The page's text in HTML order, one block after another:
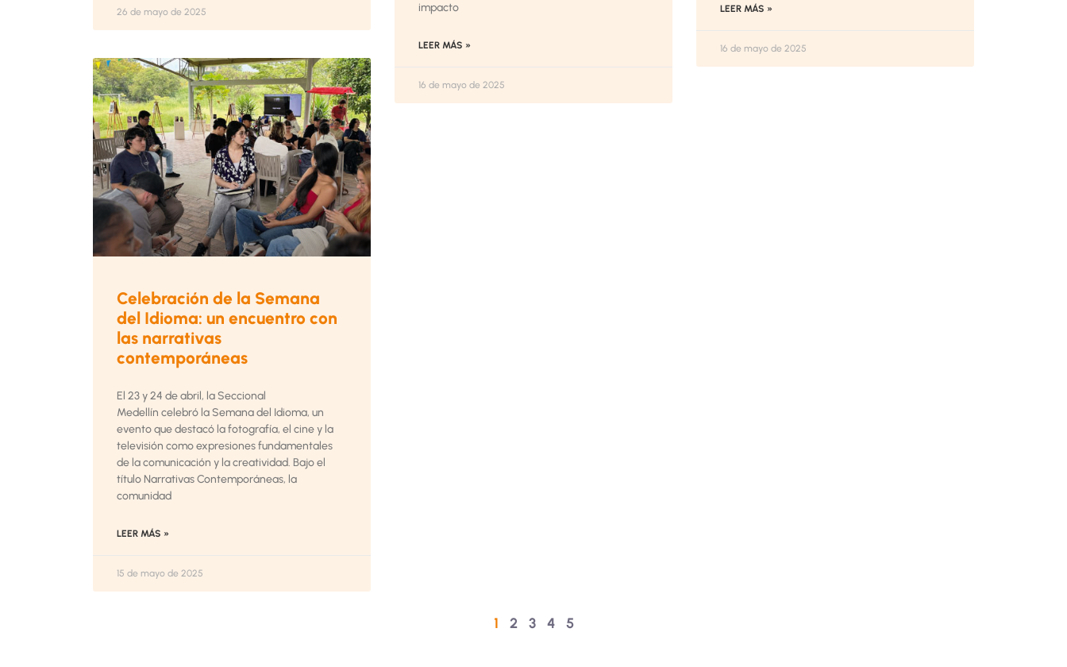
26 de mayo de 2025
impacto
LEER MÁS »
16 de mayo de 2025
LEER MÁS »
16 de mayo de 2025
Celebración de la Semana
del Idioma: un encuentro con
las narrativas
contemporáneas
El 23 y 24 de abril, la Seccional
Medellín celebró la Semana del Idioma, un
evento que destacó la fotografía, el cine y la
televisión como expresiones fundamentales
de la comunicación y la creatividad. Bajo el
título Narrativas Contemporáneas, la
comunidad
LEER MÁS »
15 de mayo de 2025
1 2 3 4 5